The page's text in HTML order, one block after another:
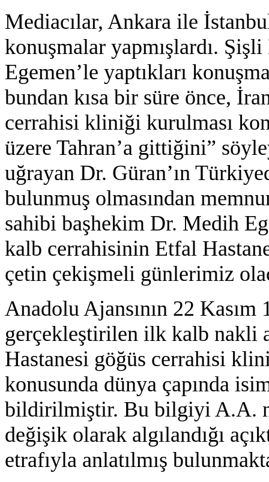
Mediacılar, Ankara ile
konuşmalar yapmışlardı.
Egemen’le yaptıkları
bundan kısa bir süre önce,
cerrahisi kliniği kurulması
üzere Tahran’a gittiğini”
uğrayan Dr. Güran’ın
bulunmuş olmasından
sahibi başhekim Dr. Medih
kalb cerrahisinin Etfal
çetin çekişmeli günlerimiz
Anadolu Ajansının 22
gerçekleştirilen ilk kalb nakli
Hastanesi göğüs cerrahisi
konusunda dünya çapında
bildirilmiştir. Bu bilgiyi A.A.
değişik olarak algılandığı
etrafıyla anlatılmış